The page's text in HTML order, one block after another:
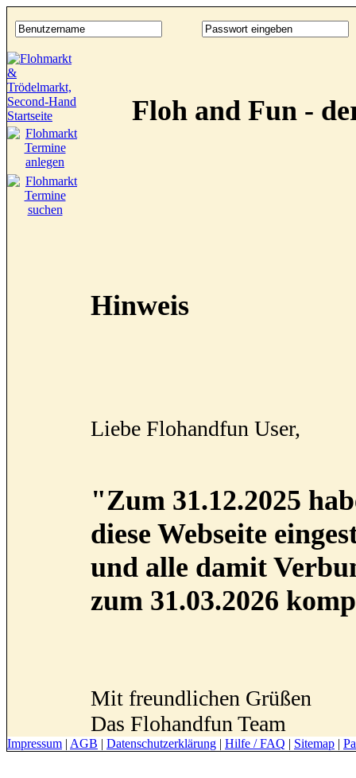
Floh and Fun -
Hinweis
Liebe Flohandfun User,
"Zum 31.12.2025
diese Webseite
und alle damit
zum 31.03.2026
Mit freundlichen Grüßen
Das Flohandfun Team
Impressum | AGB | Datenschutzerklärung | Hilfe / FAQ | Sitemap |